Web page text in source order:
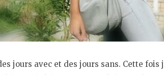
jours avec et des jours sans. Cette